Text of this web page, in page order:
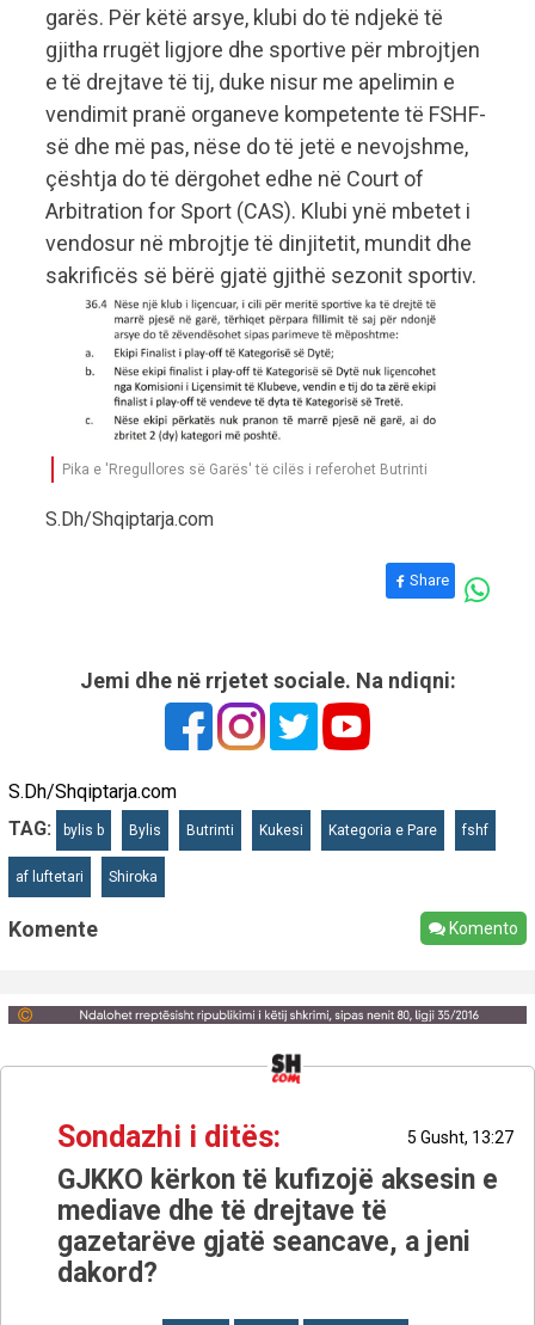
garës. Për këtë arsye, klubi do të ndjekë të
gjitha rrugët ligjore dhe sportive për mbrojtjen
e të drejtave të tij, duke nisur me apelimin e
vendimit pranë organeve kompetente të FSHF-
së dhe më pas, nëse do të jetë e nevojshme,
çështja do të dërgohet edhe në Court of
Arbitration for Sport (CAS). Klubi ynë mbetet i
vendosur në mbrojtje të dinjitetit, mundit dhe
sakrificës së bërë gjatë gjithë sezonit sportiv.
Pika e 'Rregullores së Garës' të cilës i referohet Butrinti
S.Dh/Shqiptarja.com
Share
Jemi dhe në rrjetet sociale. Na ndiqni:
S.Dh/Shqiptarja.com
TAG:
bylis b Bylis Butrinti Kukesi Kategoria e Pare fshf
af luftetari Shiroka
Komente Komento
Sondazhi i ditës: 5 Gusht, 13:27
GJKKO kërkon të kufizojë aksesin e
mediave dhe të drejtave të
gazetarëve gjatë seancave, a jeni
dakord?